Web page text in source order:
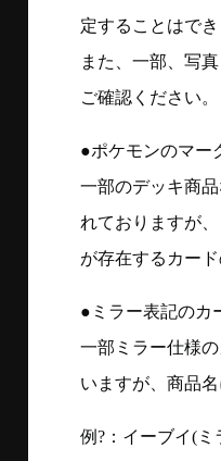
定することはで
また、一部、写
ご確認ください。
●ポケモンのマー
一部のデッキ商
れておりますが
が存在するカー
●ミラー表記のカ
一部ミラー仕様
いますが、商品
例?：イーブイ(ミ